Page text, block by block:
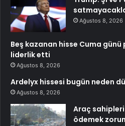
Ağustos 8, 2026
Beş kazanan hisse Cuma
liderlik etti
Ağustos 8, 2026
Ardelyx hissesi bugün neden
Ağustos 8, 2026
Araç sahipleri
ödemek